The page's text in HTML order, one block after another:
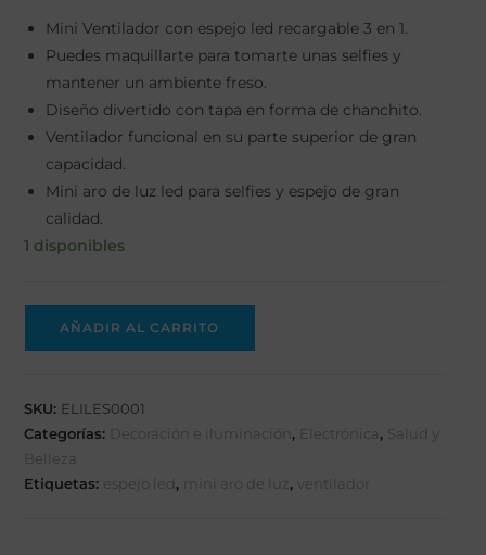
Mini Ventilador con espejo led recargable 3 en 1.
Puedes maquillarte para tomarte unas selfies y
mantener un ambiente freso.
Diseño divertido con tapa en forma de chanchito.
Ventilador funcional en su parte superior de gran
capacidad.
Mini aro de luz led para selfies y espejo de gran
calidad.
1 disponibles
AÑADIR AL CARRITO
SKU: ELILES0001
Categorías:
Decoración e iluminación , Electrónica,
Salud y
Belleza
Etiquetas: espejo led, mini aro de luz , ventilador